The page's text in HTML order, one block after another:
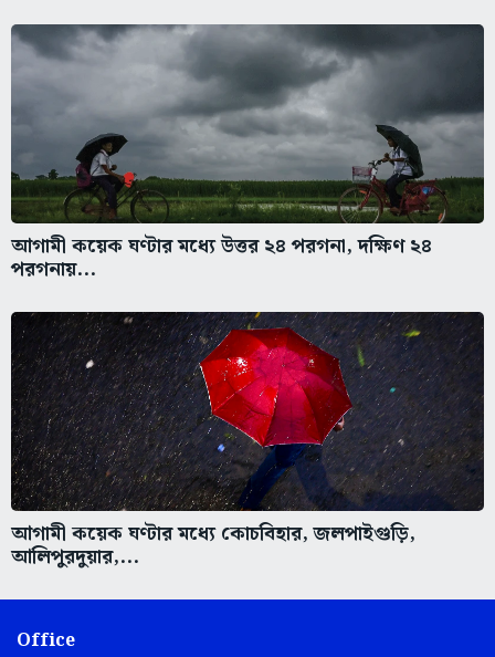
আগামী কয়েক ঘণ্টার মধ্যে উত্তর ২৪ পরগনা, দক্ষিণ ২৪
পরগনায়...
আগামী কয়েক ঘণ্টার মধ্যে কোচবিহার, জলপাইগুড়ি,
আলিপুরদুয়ার,...
Office